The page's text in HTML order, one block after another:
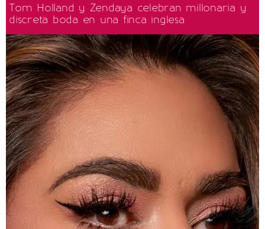
Tom Holland y Zendaya celebran millonaria y
discreta boda en una finca inglesa